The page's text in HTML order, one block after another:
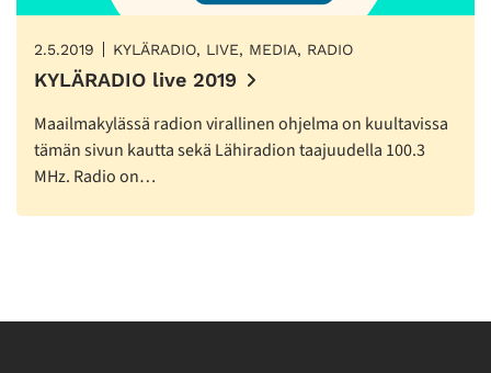
2.5.2019 KYLÄRADIO, LIVE, MEDIA, RADIO
KYLÄRADIO live 2019
Maailmakylässä radion virallinen ohjelma on kuultavissa
tämän sivun kautta sekä Lähiradion taajuudella 100.3
MHz. Radio on…